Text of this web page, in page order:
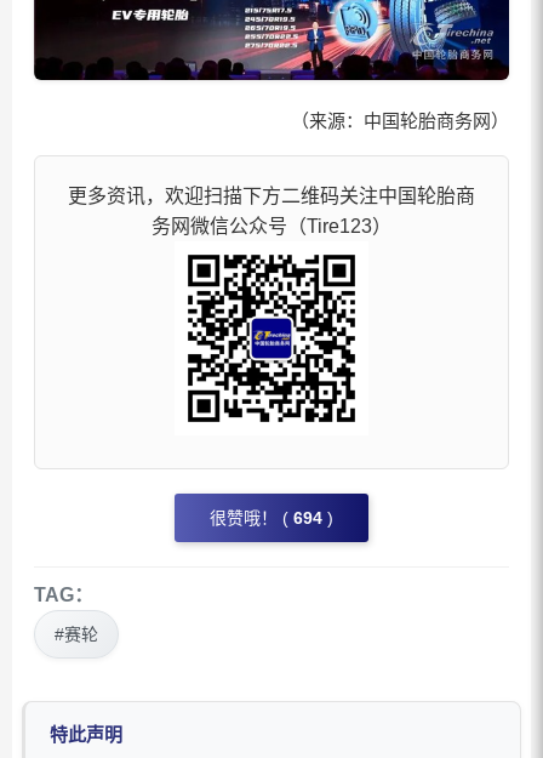
（来源：中国轮胎商务网）
更多资讯，欢迎扫描下方二维码关注中国轮胎商
务网微信公众号（Tire123）
很赞哦！ ( 694 )
TAG：
#赛轮
特此声明